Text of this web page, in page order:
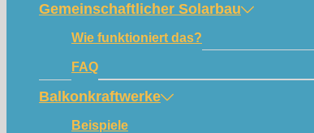
Gemeinschaftlicher Solarbau
Wie funktioniert das?
FAQ
Balkonkraftwerke
Beispiele